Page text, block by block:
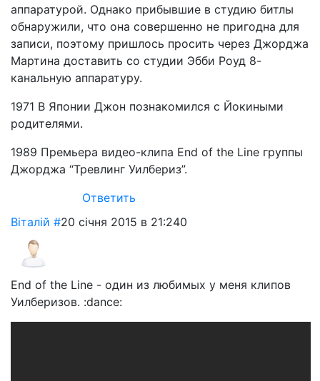
аппаратурой. Однако прибывшие в студию битлы
обнаружили, что она совершенно не пригодна для
записи, поэтому пришлось просить через Джорджа
Мартина доставить со студии Эбби Роуд 8-
канальную аппаратуру.
1971 В Японии Джон познакомился с Йокиными
родителями.
1989 Премьера видео-клипа End of the Line группы
Джорджа “Тревлинг Уилбериз”.
Ответить
Віталій #20 січня 2015 в 21:240
End of the Line - один из любимых у меня клипов
Уилберизов. :dance: